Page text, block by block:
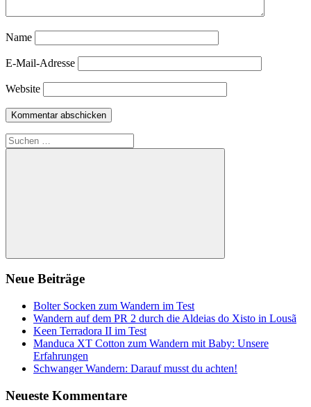
Name
E-Mail-Adresse
Website
Suchen
nach:
Suchen
Neue Beiträge
Bolter Socken zum Wandern im Test
Wandern auf dem PR 2 durch die Aldeias do Xisto in Lousã
Keen Terradora II im Test
Manduca XT Cotton zum Wandern mit Baby: Unsere
Erfahrungen
Schwanger Wandern: Darauf musst du achten!
Neueste Kommentare